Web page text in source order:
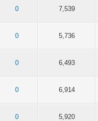
0 7,539
0 5,736
0 6,493
0 6,914
0 5,920